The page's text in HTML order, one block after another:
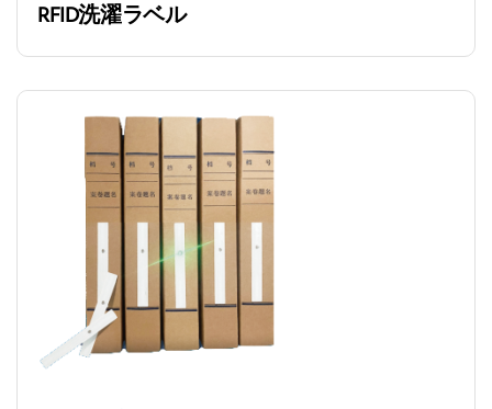
RFID洗濯ラベル